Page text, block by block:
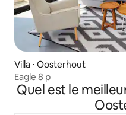
Villa ⋅ Oosterhout
Eagle 8 p
Quel est le